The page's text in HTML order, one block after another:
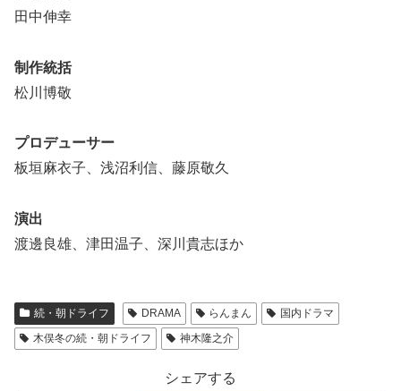
田中伸幸
制作統括
松川博敬
プロデューサー
板垣麻衣子、浅沼利信、藤原敬久
演出
渡邊良雄、津田温子、深川貴志ほか
続・朝ドライフ DRAMA らんまん
国内ドラマ
木俣冬の続・朝ドライフ
神木隆之介
シェアする